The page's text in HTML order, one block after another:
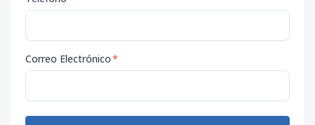
Correo Electrónico*